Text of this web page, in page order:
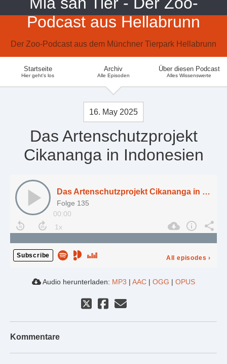
Podcast aus Hellabrunn
Der Zoo-Podcast aus dem Münchner Tierpark Hellabrunn
Startseite
Hier geht's los
Archiv
Alle Episoden
Über diesen Podcast
Alles Wissenswerte
16. May 2025
Das Artenschutzprojekt
Cikananga in Indonesien
Das Artenschutzprojekt Cikananga in Indonesien
Folge 135
00:00
Subscribe All episodes ›
Audio herunterladen: MP3 | AAC | OGG | OPUS
Kommentare